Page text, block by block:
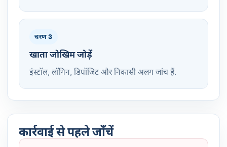
चरण 3
खाता जोखिम जोड़ें
इंस्टॉल, लॉगिन, डिपॉजिट और निकासी अलग जांच हैं.
कार्रवाई से पहले जाँचें